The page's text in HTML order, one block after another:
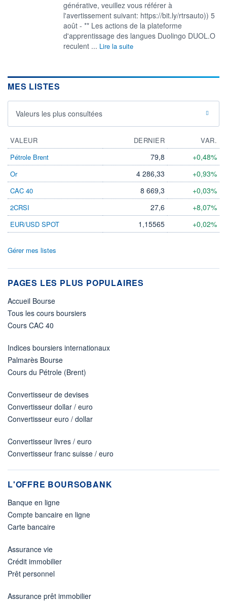
générative, veuillez vous référer à
l'avertissement suivant: https://bit.ly/rtrsauto)) 5
août - ** Les actions de la plateforme
d'apprentissage des langues Duolingo DUOL.O
reculent ... Lire la suite
MES LISTES
Valeurs les plus consultées
VALEUR DERNIER
VAR.
Pétrole Brent
79,8 +0,48%
Or 4 286,33 +0,93%
CAC 40 8 669,3 +0,03%
2CRSI 27,6 +8,07%
EUR/USD SPOT 1,15565 +0,02%
Gérer mes listes
PAGES LES PLUS POPULAIRES
Accueil Bourse
Tous les cours boursiers
Cours CAC 40
Indices boursiers internationaux
Palmarès Bourse
Cours du Pétrole (Brent)
Convertisseur de devises
Convertisseur dollar / euro
Convertisseur euro / dollar
Convertisseur livres / euro
Convertisseur franc suisse / euro
L'OFFRE BOURSOBANK
Banque en ligne
Compte bancaire en ligne
Carte bancaire
Assurance vie
Crédit immobilier
Prêt personnel
Assurance prêt immobilier